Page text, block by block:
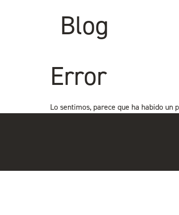
Blog
Error
Lo sentimos, parece que ha habido